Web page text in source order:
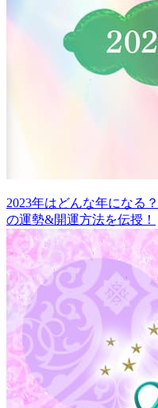
2023年はどんな年になる
の運勢&開運方法を伝授！